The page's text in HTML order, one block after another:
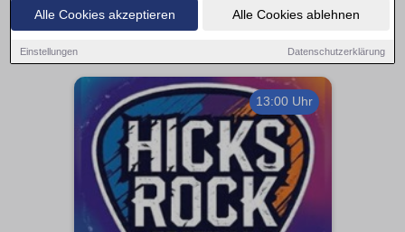
Alle Cookies akzeptieren Alle Cookies ablehnen
Einstellungen Datenschutzerklärung
Meinerzhagen – hier finden alles im Überblick und Tickets.
13:00 Uhr